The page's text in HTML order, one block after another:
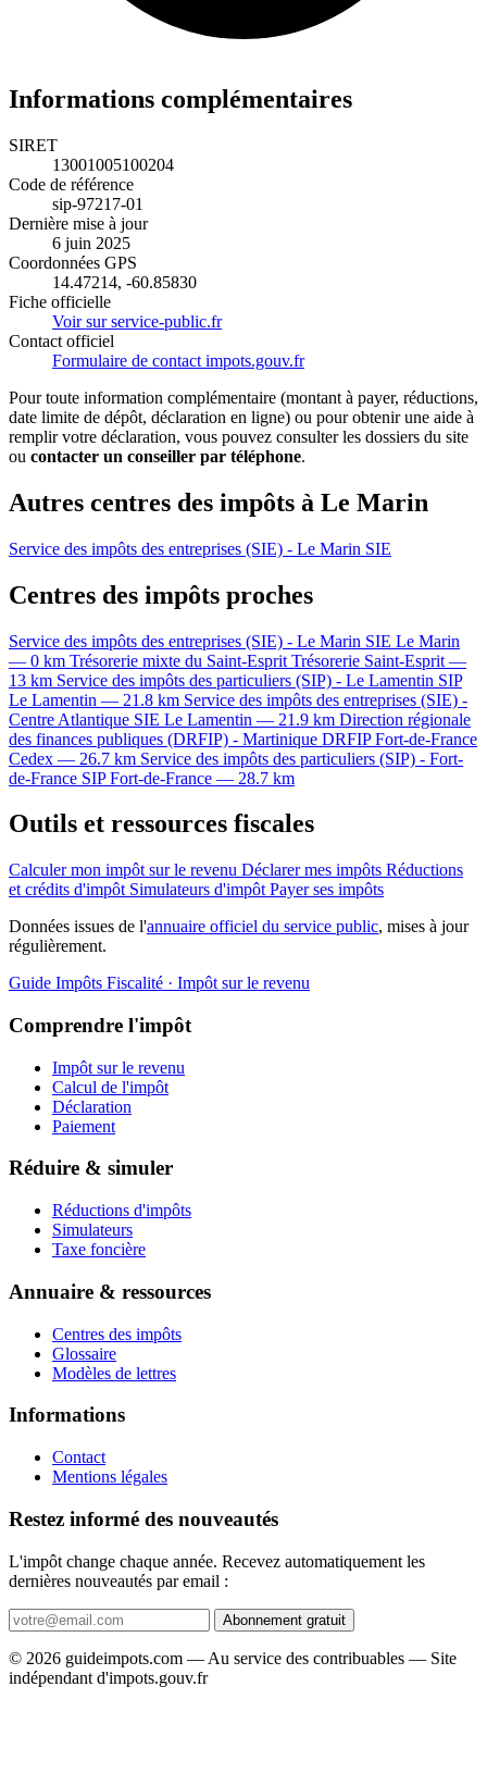
Informations complémentaires
SIRET
13001005100204
Code de référence
sip-97217-01
Dernière mise à jour
6 juin 2025
Coordonnées GPS
14.47214, -60.85830
Fiche officielle
Voir sur service-public.fr
Contact officiel
Formulaire de contact impots.gouv.fr
Pour toute information complémentaire (montant à payer, réductions,
date limite de dépôt, déclaration en ligne) ou pour obtenir une aide à
remplir votre déclaration, vous pouvez consulter les dossiers du site
ou contacter un conseiller par téléphone.
Autres centres des impôts à Le Marin
Service des impôts des entreprises (SIE) - Le Marin SIE
Centres des impôts proches
Service des impôts des entreprises (SIE) - Le Marin SIE Le Marin
— 0 km Trésorerie mixte du Saint-Esprit Trésorerie Saint-Esprit —
13 km Service des impôts des particuliers (SIP) - Le Lamentin SIP
Le Lamentin — 21.8 km Service des impôts des entreprises (SIE) -
Centre Atlantique SIE Le Lamentin — 21.9 km Direction régionale
des finances publiques (DRFIP) - Martinique DRFIP Fort-de-France
Cedex — 26.7 km Service des impôts des particuliers (SIP) - Fort-
de-France SIP Fort-de-France — 28.7 km
Outils et ressources fiscales
Calculer mon impôt sur le revenu Déclarer mes impôts Réductions
et crédits d'impôt Simulateurs d'impôt Payer ses impôts
Données issues de l'annuaire officiel du service public, mises à jour
régulièrement.
Guide Impôts Fiscalité · Impôt sur le revenu
Comprendre l'impôt
Impôt sur le revenu
Calcul de l'impôt
Déclaration
Paiement
Réduire & simuler
Réductions d'impôts
Simulateurs
Taxe foncière
Annuaire & ressources
Centres des impôts
Glossaire
Modèles de lettres
Informations
Contact
Mentions légales
Restez informé des nouveautés
L'impôt change chaque année. Recevez automatiquement les
dernières nouveautés par email :
Abonnement gratuit
© 2026 guideimpots.com — Au service des contribuables — Site
indépendant d'impots.gouv.fr